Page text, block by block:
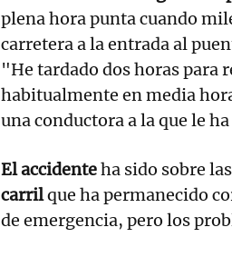
plena hora punta cuando
carretera a la entrada al
"He tardado dos horas para
habitualmente en media
una conductora a la que le
El accidenteha sido sobre
carrilque ha permanecido
de emergencia, pero los